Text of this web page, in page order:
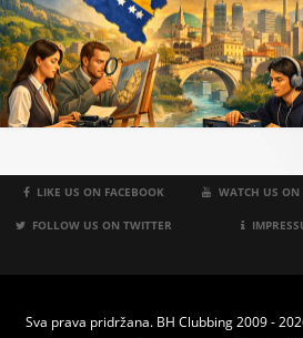
LIKE US ON FACEBOOK WATCH US ON
FOLLOW US ON TWITTER
Sva prava pridržana. BH Clubbing 2009 -